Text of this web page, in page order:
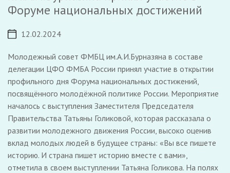
Форуме национальных достижений
12.02.2024
Молодежный совет ФМБЦ им.А.И.Бурназяна в составе
делегации ЦФО ФМБА России принял участие в открытии
профильного дня Форума национальных достижений,
посвящённого молодёжной политике России. Мероприятие
началось с выступления Заместителя Председателя
Правительства Татьяны Голиковой, которая рассказала о
развитии молодежного движения России, высоко оценив
вклад молодых людей в будущее страны: «Вы все пишете
историю. И страна пишет историю вместе с вами»,
отметила в своем выступлении Татьяна Голикова. На полях